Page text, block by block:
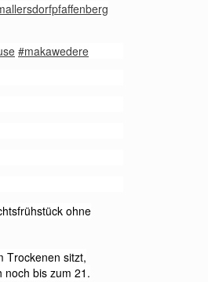
#makawedere
ohne
Trockenen sitzt,
noch bis zum 21.